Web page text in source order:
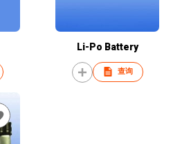
Li-Po Battery
查询